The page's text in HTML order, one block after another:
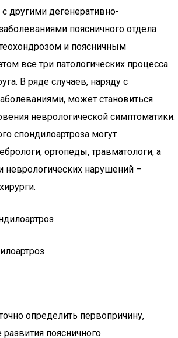
другими дегенеративно-
поясничного отдела
и поясничным
все три патологических процесса
В ряде случаев, наряду с
может становиться
неврологической симптоматики.
спондилоартроза могут
ортопеды, травматологи, а
неврологических нарушений –
определить первопричину,
поясничного